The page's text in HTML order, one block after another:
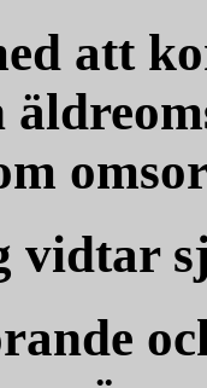
att
vidtar